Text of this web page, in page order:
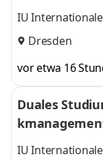
mbH
IU
Dresden
vor etwa 16
Duales
mbH
IU